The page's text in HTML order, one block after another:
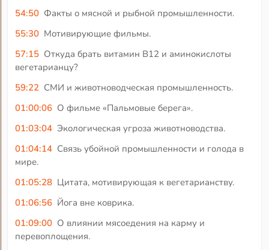
54:50 Факты о мясной и рыбной промышленности.
55:30 Мотивирующие фильмы.
57:15 Откуда брать витамин В12 и аминокислоты
вегетарианцу?
59:22 СМИ и животноводческая промышленность.
01:00:06 О фильме «Пальмовые берега».
01:03:04 Экологическая угроза животноводства.
01:04:14 Связь убойной промышленности и голода в
мире.
01:05:28 Цитата, мотивирующая к вегетарианству.
01:06:56 Йога вне коврика.
01:09:00 О влиянии мясоедения на карму и
перевоплощения.